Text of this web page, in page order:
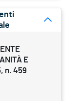
E
n. 459